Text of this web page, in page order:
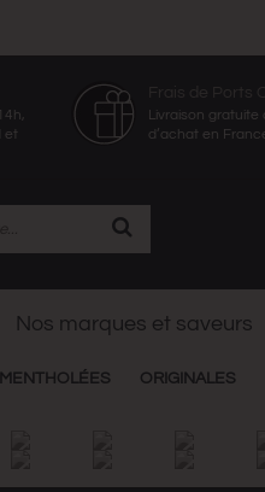
et
Livraison gratuite
d’achat en
Nos marques et saveurs
MENTHOLÉES ORIGINALES